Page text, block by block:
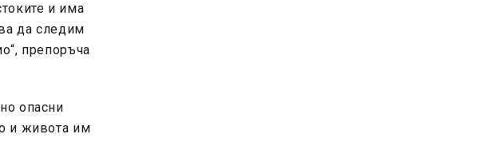
и има
да следим
препоръча
опасни
и живота им